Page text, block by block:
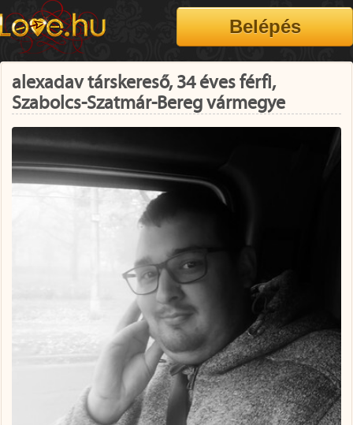
alexadav társkereső, 34 éves férfi,
Szabolcs-Szatmár-Bereg vármegye